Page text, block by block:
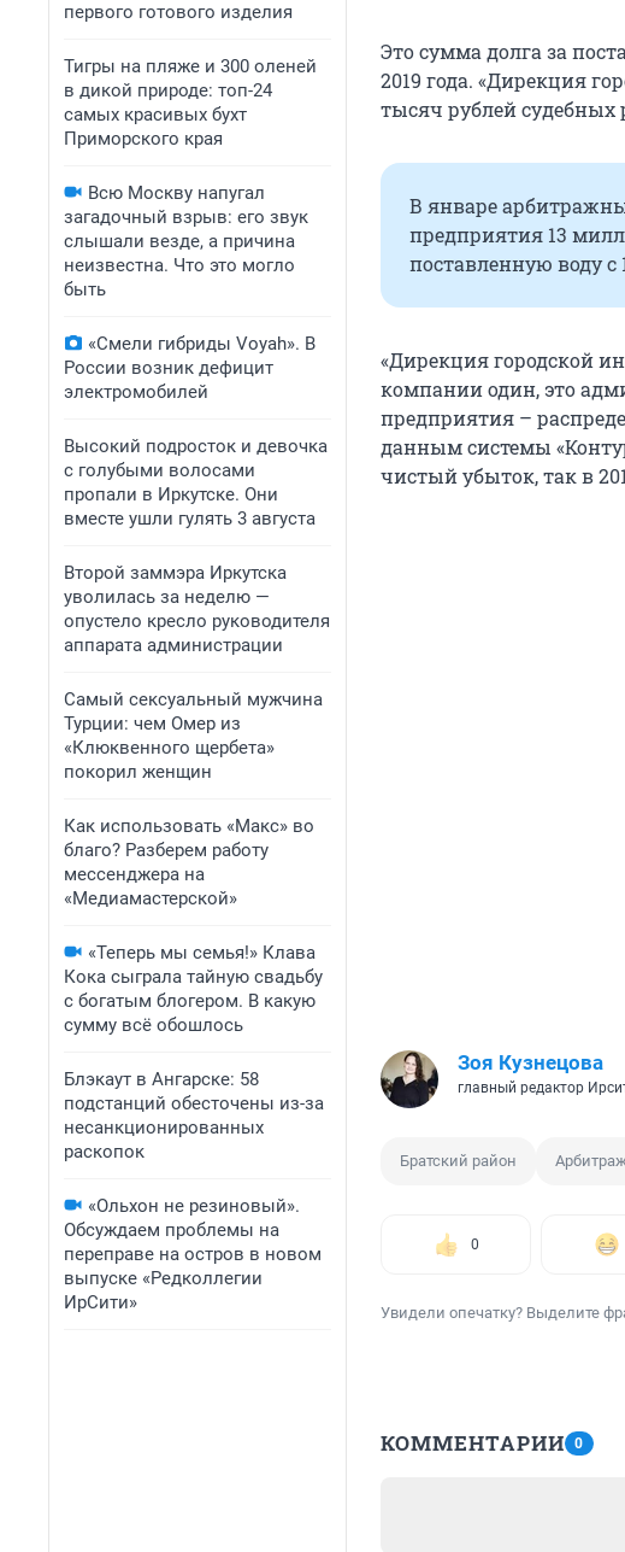
первого готового изделия
Тигры на пляже и 300 оленей
в дикой природе: топ-24
самых красивых бухт
Приморского края
Всю Москву напугал
загадочный взрыв: его звук
слышали везде, а причина
неизвестна. Что это могло
быть
«Смели гибриды Voyah». В
России возник дефицит
электромобилей
Высокий подросток и девочка
с голубыми волосами
пропали в Иркутске. Они
вместе ушли гулять 3 августа
Второй заммэра Иркутска
уволилась за неделю —
опустело кресло руководителя
аппарата администрации
Самый сексуальный мужчина
Турции: чем Омер из
«Клюквенного щербета»
покорил женщин
Как использовать «Макс» во
благо? Разберем работу
мессенджера на
«Медиамастерской»
«Теперь мы семья!» Клава
Кока сыграла тайную свадьбу
с богатым блогером. В какую
сумму всё обошлось
Блэкаут в Ангарске: 58
подстанций обесточены из-за
несанкционированных
раскопок
«Ольхон не резиновый».
Обсуждаем проблемы на
переправе на остров в новом
выпуске «Редколлегии
ИрСити»
Это сумма долга за
2019 года. «Дирекция
тысяч рублей судебных
В январе
предприятия 13
поставленную воду с
«Дирекция городской
компании один, это
предприятия –
данным системы
чистый убыток, так в
Зоя Кузнецова
главный редактор
Братский район
0
Увидели опечатку? Выделите
КОММЕНТАРИИ 0